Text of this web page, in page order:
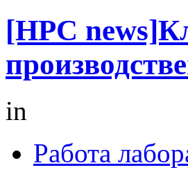
[HPC
in
Работа